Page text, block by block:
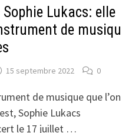
Lukacs: elle
de
15 septembre 2022 0
de musique que l’on
Sophie Lukacs
le 17 juillet …